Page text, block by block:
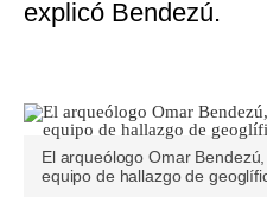
explicó Bendezú.
El arqueólogo Omar
equipo de hallazgo de